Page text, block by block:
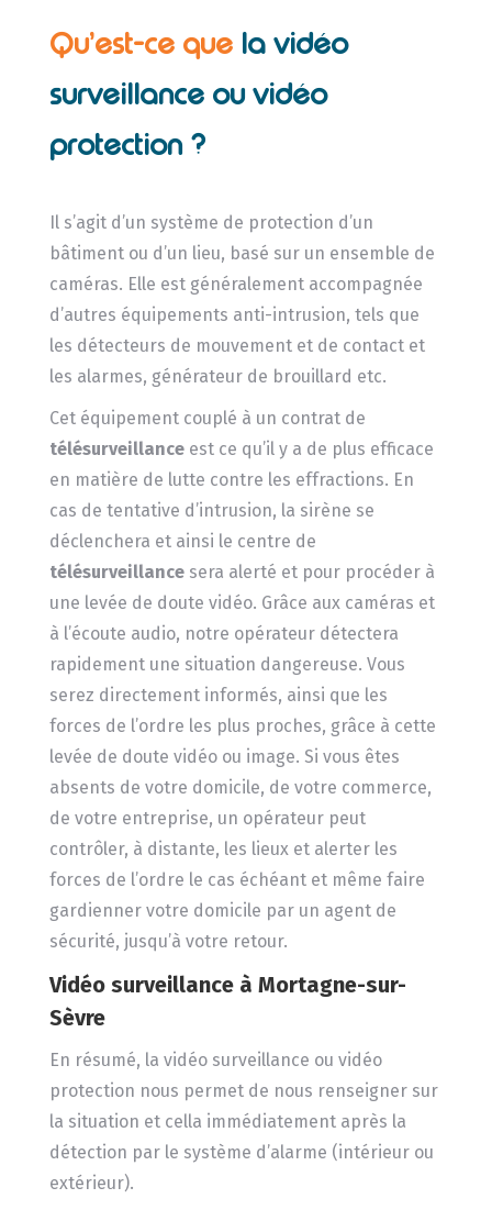
Qu’est-ce que la vidéo
surveillance ou vidéo
protection ?
Il s’agit d’un système de protection d’un
bâtiment ou d’un lieu, basé sur un ensemble de
caméras. Elle est généralement accompagnée
d’autres équipements anti-intrusion, tels que
les détecteurs de mouvement et de contact et
les alarmes, générateur de brouillard etc.
Cet équipement couplé à un contrat de
télésurveillanceest ce qu’il y a de plus efficace
en matière de lutte contre les effractions. En
cas de tentative d’intrusion, la sirène se
déclenchera et ainsi le centre de
télésurveillancesera alerté et pour procéder à
une levée de doute vidéo. Grâce aux caméras et
à l’écoute audio, notre opérateur détectera
rapidement une situation dangereuse. Vous
serez directement informés, ainsi que les
forces de l’ordre les plus proches, grâce à cette
levée de doute vidéo ou image. Si vous êtes
absents de votre domicile, de votre commerce,
de votre entreprise, un opérateur peut
contrôler, à distante, les lieux et alerter les
forces de l’ordre le cas échéant et même faire
gardienner votre domicile par un agent de
sécurité, jusqu’à votre retour.
Vidéo surveillance à Mortagne-sur-
Sèvre
En résumé, la vidéo surveillance ou vidéo
protection nous permet de nous renseigner sur
la situation et cella immédiatement après la
détection par le système d’alarme (intérieur ou
extérieur).